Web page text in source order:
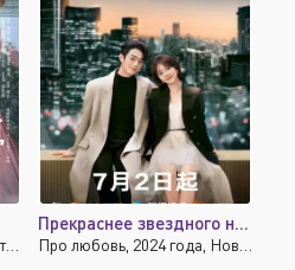
Про любовь, 2023 года, Исторические, Фэнтези, Комедия, Мелодрама
Прекраснее звездного неба